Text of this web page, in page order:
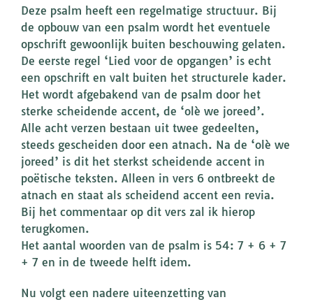
Deze psalm heeft een regelmatige structuur. Bij
de opbouw van een psalm wordt het eventuele
opschrift gewoonlijk buiten beschouwing gelaten.
De eerste regel ‘Lied voor de opgangen’ is echt
een opschrift en valt buiten het structurele kader.
Het wordt afgebakend van de psalm door het
sterke scheidende accent, de ‘olè we joreed’.
Alle acht verzen bestaan uit twee gedeelten,
steeds gescheiden door een atnach. Na de ‘olè we
joreed’ is dit het sterkst scheidende accent in
poëtische teksten. Alleen in vers 6 ontbreekt de
atnach en staat als scheidend accent een revia.
Bij het commentaar op dit vers zal ik hierop
terugkomen.
Het aantal woorden van de psalm is 54: 7 + 6 + 7
+ 7 en in de tweede helft idem.
Nu volgt een nadere uiteenzetting van